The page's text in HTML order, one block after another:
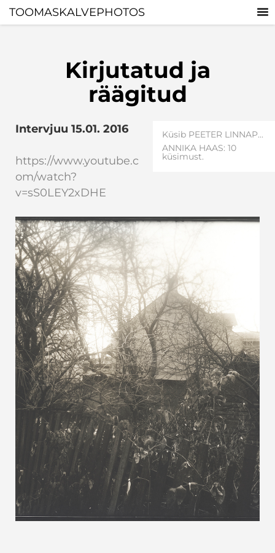
TOOMASKALVEPHOTOS
Kirjutatud ja
räägitud
Küsib PEETER LINNAP...
ANNIKA HAAS: 10
küsimust.
Intervjuu 15.01. 2016
https://www.youtube.c
om/watch?
v=sS0LEY2xDHE